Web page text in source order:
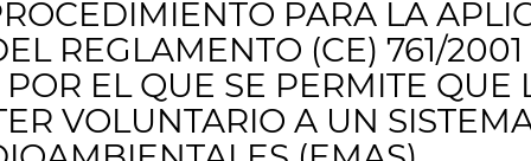
PARA LA
REGLAMENTO (CE) 761/
EL QUE SE PERMITE QUE
VOLUNTARIO A UN